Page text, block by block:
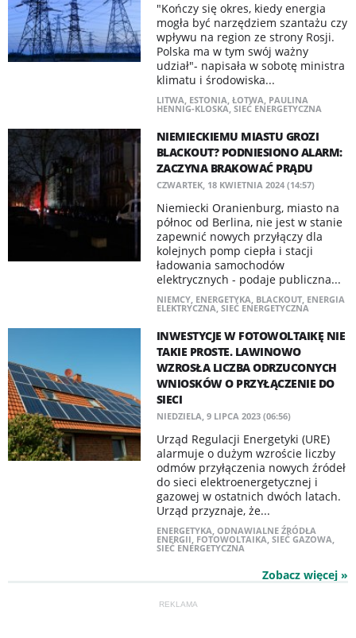
"Kończy się okres, kiedy energia
mogła być narzędziem szantażu czy
wpływu na region ze strony Rosji.
Polska ma w tym swój ważny
udział"- napisała w sobotę ministra
klimatu i środowiska...
LITWA, ESTONIA, ŁOTWA, PAULINA
HENNIG-KLOSKA, SIEĆ ENERGETYCZNA
NIEMIECKIEMU MIASTU GROZI
BLACKOUT? PODNIESIONO ALARM:
ZACZYNA BRAKOWAĆ PRĄDU
CZWARTEK, 18 KWIETNIA 2024 (14:57)
Niemiecki Oranienburg, miasto na
północ od Berlina, nie jest w stanie
zapewnić nowych przyłączy dla
kolejnych pomp ciepła i stacji
ładowania samochodów
elektrycznych - podaje publiczna...
NIEMCY, ENERGETYKA, BLACKOUT, ENERGIA
ELEKTRYCZNA, SIEĆ ENERGETYCZNA
INWESTYCJE W FOTOWOLTAIKĘ NIE
TAKIE PROSTE. LAWINOWO
WZROSŁA LICZBA ODRZUCONYCH
WNIOSKÓW O PRZYŁĄCZENIE DO
SIECI
NIEDZIELA, 9 LIPCA 2023 (06:56)
Urząd Regulacji Energetyki (URE)
alarmuje o dużym wzroście liczby
odmów przyłączenia nowych źródeł
do sieci elektroenergetycznej i
gazowej w ostatnich dwóch latach.
Urząd przyznaje, że...
ENERGETYKA, ODNAWIALNE ŹRÓDŁA
ENERGII, FOTOWOLTAIKA, SIEĆ GAZOWA,
SIEĆ ENERGETYCZNA
Zobacz więcej »
REKLAMA